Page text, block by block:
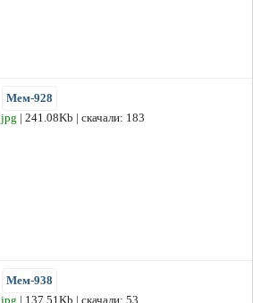
Мем-928
jpg | 241.08Kb | скачали: 183
Мем-938
jpg | 137.51Kb | скачали: 53